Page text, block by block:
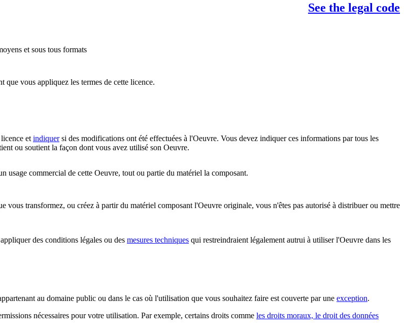
See the legal code
et sous tous formats
que vous appliquez les termes de cette licence.
et indiquersi des modifications ont été effectuées à l'Oeuvre. Vous devez indiquer ces informations par tous les
ou soutient la façon dont vous avez utilisé son Oeuvre.
usage commercial de cette Oeuvre, tout ou partie du matériel la composant.
transformez, ou créez à partir du matériel composant l'Oeuvre originale, vous n'êtes pas autorisé à distribuer ou mettre
des conditions légales ou des mesures techniques qui restreindraient légalement autrui à utiliser l'Oeuvre dans les
au domaine public ou dans le cas où l'utilisation que vous souhaitez faire est couverte par une exception.
nécessaires pour votre utilisation. Par exemple, certains droits comme les droits moraux, le droit des données